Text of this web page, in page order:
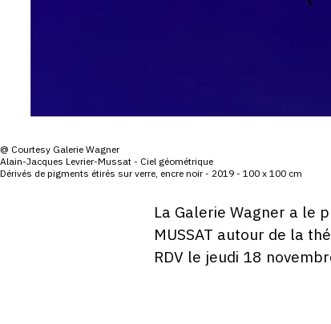
@ Courtesy Galerie Wagner
Alain-Jacques Levrier-Mussat - Ciel géométrique
Dérivés de pigments étirés sur verre, encre noir - 2019 - 100 x 100 cm
La Galerie Wagner a le
MUSSAT autour de la
RDV le jeudi 18